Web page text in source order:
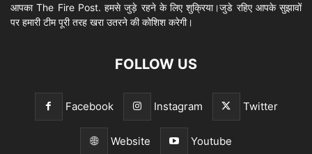
आपका The Fire Post. हमसे जुड़े रहने के लिए शुक्रिया।जुडे रहिए आपके सुझावों
पर हमारी टीम पूरी तरह खरा उतरने की कोशिश करेगी।
FOLLOW US
Facebook Instagram Twitter
Website Youtube